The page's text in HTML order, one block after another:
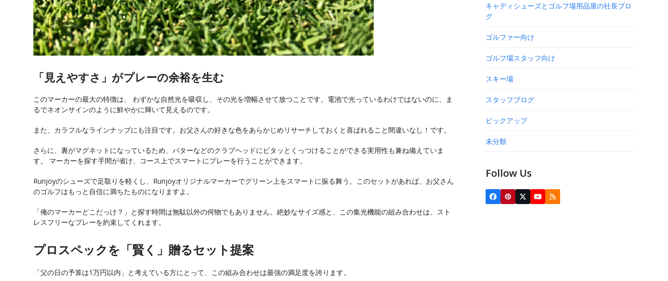
「見えやすさ」がプレーの余裕を生む
このマーカーの最大の特徴は、 わずかな自然光を吸収し、その光を増幅させて放つことです。電池で光っているわけではないのに、ま
るでネオンサインのように鮮やかに輝いて見えるのです。
また、カラフルなラインナップにも注目です。お父さんの好きな色をあらかじめリサーチしておくと喜ばれること間違いなし！です。
さらに、裏がマグネットになっているため、パターなどのクラブヘッドにピタッとくっつけることができる実用性も兼ね備えていま
す。
マーカーを探す手間が省け、コース上でスマートにプレーを行うことができます。
Runjoyのシューズで足取りを軽くし、Runjoyオリジナルマーカーでグリーン上をスマートに振る舞う。このセットがあれば、お父さん
のゴルフはもっと自信に満ちたものになりますよ。
「俺のマーカーどこだっけ？」と探す時間は無駄以外の何物でもありません。絶妙なサイズ感と、この集光機能の組み合わせは、スト
レスフリーなプレーを約束してくれます。
プロスペックを「賢く」贈るセット提案
「父の日の予算は1万円以内」と考えている方にとって、この組み合わせは最強の満足度を誇ります。
キャディシューズとゴルフ場用品屋の社長ブロ
グ
ゴルファー向け
ゴルフ場スタッフ向け
スキー場
スタッフブログ
ピックアップ
未分類
Follow Us
Facebook
Pinterest
Twitter
(deprecated)
YouTube
RSS